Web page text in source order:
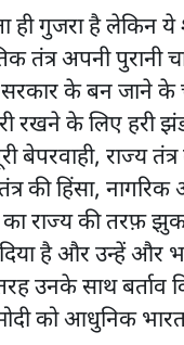
ही गुजरा है लेकिन
तंत्र अपनी पुरानी
के बन जाने के
रखने के लिए हरी
बेपरवाही, राज्य
की हिंसा, नागरिक
राज्य की तरफ़
दिया है और उन्हें और
उनके साथ बर्ताव
को आधुनिक भारत